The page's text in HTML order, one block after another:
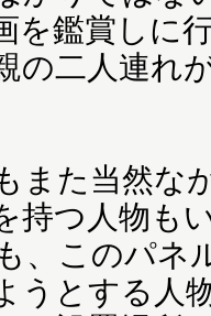
を鑑賞しに
の二人連れ
また当然な
持つ人物も
、このパネ
うとする人